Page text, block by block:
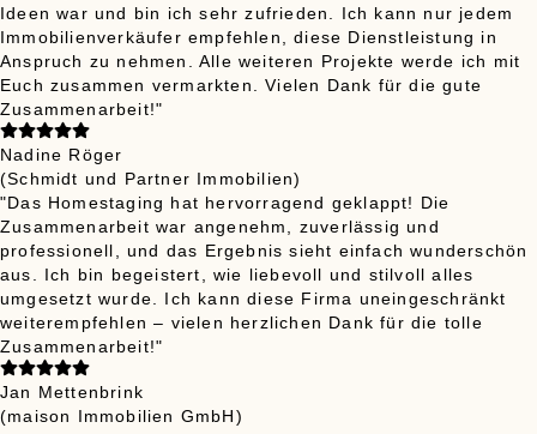
Ideen war und bin ich sehr zufrieden. Ich kann nur jedem
Immobilienverkäufer empfehlen, diese Dienstleistung in
Anspruch zu nehmen. Alle weiteren Projekte werde ich mit
Euch zusammen vermarkten. Vielen Dank für die gute
Zusammenarbeit!"
Nadine Röger
(Schmidt und Partner Immobilien)
"Das Homestaging hat hervorragend geklappt! Die
Zusammenarbeit war angenehm, zuverlässig und
professionell, und das Ergebnis sieht einfach wunderschön
aus. Ich bin begeistert, wie liebevoll und stilvoll alles
umgesetzt wurde. Ich kann diese Firma uneingeschränkt
weiterempfehlen – vielen herzlichen Dank für die tolle
Zusammenarbeit!"
Jan Mettenbrink
(maison Immobilien GmbH)